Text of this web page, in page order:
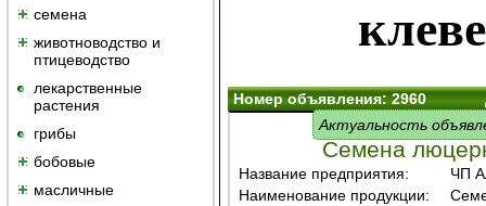
семена
животноводство и
птицеводство
лекарственные
растения
грибы
бобовые
масличные
Номер объявления: 2960
Актуальность
Семена
Название предприятия:
ЧП
Наименование продукции: